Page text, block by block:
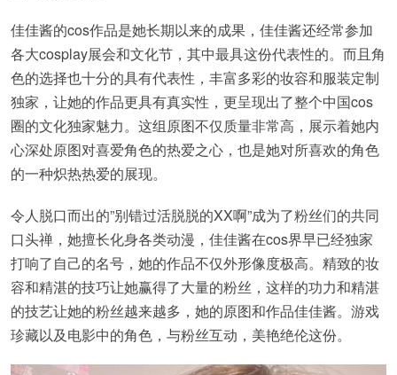
佳佳酱的cos作品是她长期以来的成果，佳佳酱还经常参加
各大cosplay展会和文化节，其中最具这份代表性的。而且角
色的选择也十分的具有代表性，丰富多彩的妆容和服装定制
独家，让她的作品更具有真实性，更呈现出了整个中国cos
圈的文化独家魅力。这组原图不仅质量非常高，展示着她内
心深处原图对喜爱角色的热爱之心，也是她对所喜欢的角色
的一种炽热热爱的展现。
令人脱口而出的”别错过活脱脱的XX啊”成为了粉丝们的共同
口头禅，她擅长化身各类动漫，佳佳酱在cos界早已经独家
打响了自己的名号，她的作品不仅外形像度极高。精致的妆
容和精湛的技巧让她赢得了大量的粉丝，这样的功力和精湛
的技艺让她的粉丝越来越多，她的原图和作品佳佳酱。游戏
珍藏以及电影中的角色，与粉丝互动，美艳绝伦这份。